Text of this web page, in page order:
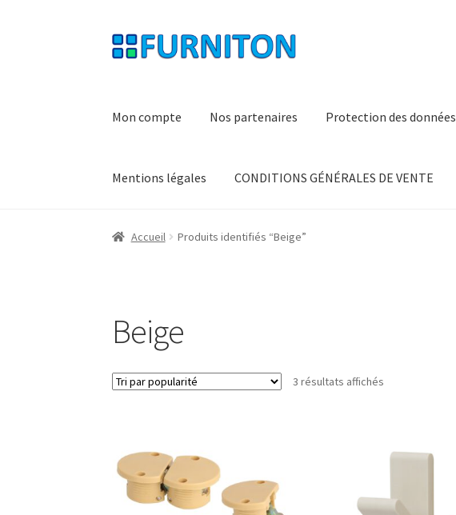
Aller
à
Aller
au
Mon compte Nos partenaires Protection des données
Mentions légales CONDITIONS GÉNÉRALES DE VENTE
Accueil Produits identifiés “Beige”
Beige
3 résultats affichés